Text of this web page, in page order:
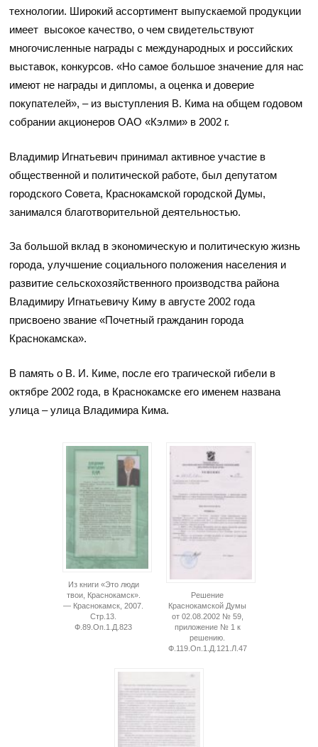
технологии. Широкий ассортимент выпускаемой продукции
имеет высокое качество, о чем свидетельствуют
многочисленные награды с международных и российских
выставок, конкурсов. «Но самое большое значение для нас
имеют не награды и дипломы, а оценка и доверие
покупателей», – из выступления В. Кима на общем годовом
собрании акционеров ОАО «Кэлми» в 2002 г.
Владимир Игнатьевич принимал активное участие в
общественной и политической работе, был депутатом
городского Совета, Краснокамской городской Думы,
занимался благотворительной деятельностью.
За большой вклад в экономическую и политическую жизнь
города, улучшение социального положения населения и
развитие сельскохозяйственного производства района
Владимиру Игнатьевичу Киму в августе 2002 года
присвоено звание «Почетный гражданин города
Краснокамска».
В память о В. И. Киме, после его трагической гибели в
октябре 2002 года, в Краснокамске его именем названа
улица – улица Владимира Кима.
Из книги «Это люди
твои, Краснокамск».
— Краснокамск, 2007.
Стр.13.
Ф.89.Оп.1.Д.823
Решение
Краснокамской Думы
от 02.08.2002 № 59,
приложение № 1 к
решению.
Ф.119.Оп.1.Д.121.Л.47